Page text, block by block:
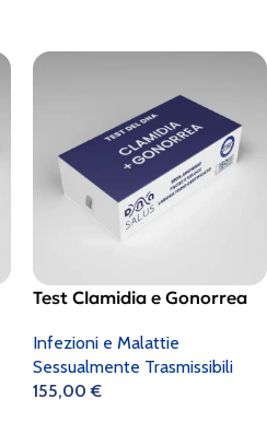
Test Clamidia e Gonorrea
Infezioni e Malattie
Sessualmente Trasmissibili
155,00€